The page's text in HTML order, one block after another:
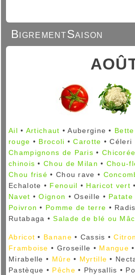
BigrementSaison
Ail • Artichaut • Aubergine •
rouge • Brocoli •Carotte • Céleri
Champignons de Paris • Chicorée
chinois •Chou de Milan • Chou-
Chou frisé • Chou rave •
Echalote • Fenouil • Haricot vert •
Navet •Oignon • Oseille • Patate
Poivron • Pomme de terre •
Rutabaga •Salade de blé ou
Abricot • Banane • Cassis •Citron
Framboise • Groseille • Mangue
Mirabelle • Mûre • Myrtille •
Pastèque • Pêche • Physallis •